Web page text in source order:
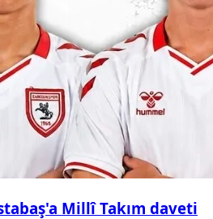
Millî Takım daveti